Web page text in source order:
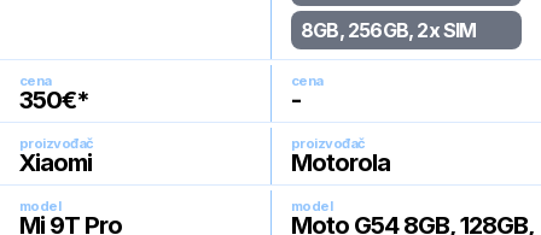
8GB, 256GB, 2x SIM
cena
350€*
cena
-
proizvođač
Xiaomi
proizvođač
Motorola
model
Mi 9T Pro
model
Moto G54 8GB, 128GB,